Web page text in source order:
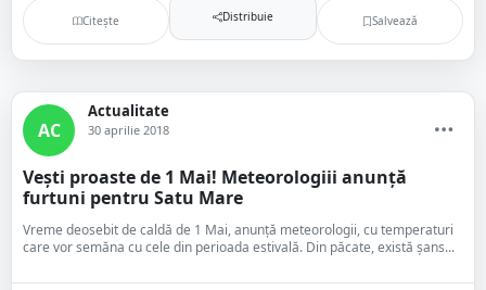
Citește Distribuie Salvează
AC
Actualitate
30 aprilie 2018
Vești proaste de 1 Mai! Meteorologiii anunță
furtuni pentru Satu Mare
Vreme deosebit de caldă de 1 Mai, anunță meteorologii, cu temperaturi
care vor semăna cu cele din perioada estivală. Din păcate, există șans...